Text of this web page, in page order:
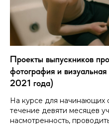
Проекты выпускников
фотография и
2021 года)
На курсе для начинающих
течение девяти месяцев
насмотренность,